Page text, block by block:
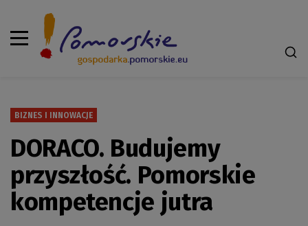
BIZNES I INNOWACJE
DORACO. Budujemy
przyszłość. Pomorskie
kompetencje jutra